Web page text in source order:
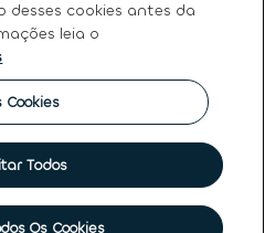
visita
de Privacidade
de crédito|Garantia
|Política de reclamações
desses cookies antes da
leia o
Cookies
Todos
Os Cookies